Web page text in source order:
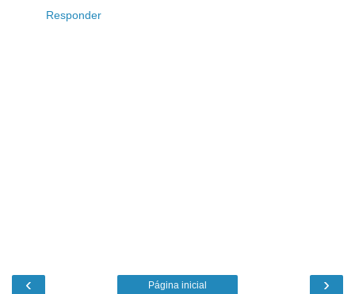
Responder
‹ ›
Página inicial